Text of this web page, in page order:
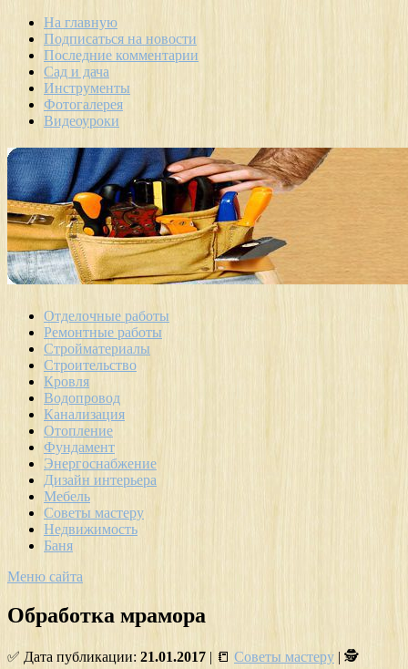
На главную
Подписаться на новости
Последние комментарии
Сад и дача
Инструменты
Фотогалерея
Видеоуроки
Отделочные работы
Ремонтные работы
Стройматериалы
Строительство
Кровля
Водопровод
Канализация
Отопление
Фундамент
Энергоснабжение
Дизайн интерьера
Мебель
Советы мастеру
Недвижимость
Баня
Меню сайта
Обработка мрамора
✅ Дата публикации: 21.01.2017 | 📒 Советы мастеру | 🕵